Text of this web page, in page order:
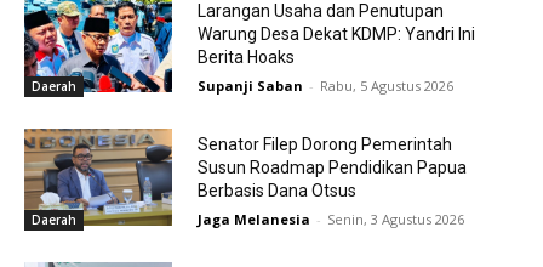
Daerah
Larangan Usaha dan Penutupan
Warung Desa Dekat KDMP: Yandri Ini
Berita Hoaks
Supanji Saban - Rabu, 5 Agustus 2026
Daerah
Senator Filep Dorong Pemerintah
Susun Roadmap Pendidikan Papua
Berbasis Dana Otsus
Jaga Melanesia - Senin, 3 Agustus 2026